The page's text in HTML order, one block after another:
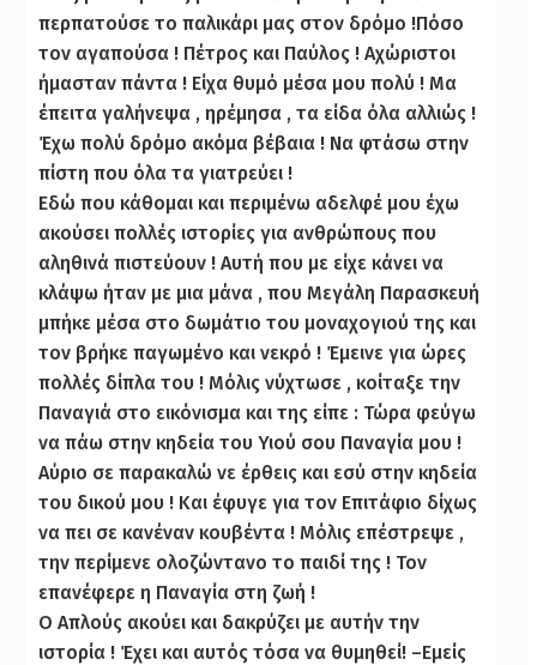
περπατούσε το παλικάρι μας στον δρόμο !Πόσο
τον αγαπούσα ! Πέτρος και Παύλος ! Αχώριστοι
ήμασταν πάντα ! Είχα θυμό μέσα μου πολύ ! Μα
έπειτα γαλήνεψα , ηρέμησα , τα είδα όλα αλλιώς !
Έχω πολύ δρόμο ακόμα βέβαια ! Να φτάσω στην
πίστη που όλα τα γιατρεύει !
Εδώ που κάθομαι και περιμένω αδελφέ μου έχω
ακούσει πολλές ιστορίες για ανθρώπους που
αληθινά πιστεύουν ! Αυτή που με είχε κάνει να
κλάψω ήταν με μια μάνα , που Μεγάλη Παρασκευή
μπήκε μέσα στο δωμάτιο του μοναχογιού της και
τον βρήκε παγωμένο και νεκρό ! Έμεινε για ώρες
πολλές δίπλα του ! Μόλις νύχτωσε , κοίταξε την
Παναγιά στο εικόνισμα και της είπε : Τώρα φεύγω
να πάω στην κηδεία του Υιού σου Παναγία μου !
Αύριο σε παρακαλώ νε έρθεις και εσύ στην κηδεία
του δικού μου ! Και έφυγε για τον Επιτάφιο δίχως
να πει σε κανέναν κουβέντα ! Μόλις επέστρεψε ,
την περίμενε ολοζώντανο το παιδί της ! Τον
επανέφερε η Παναγία στη ζωή !
Ο Απλούς ακούει και δακρύζει με αυτήν την
ιστορία ! Έχει και αυτός τόσα να θυμηθεί! –Εμείς